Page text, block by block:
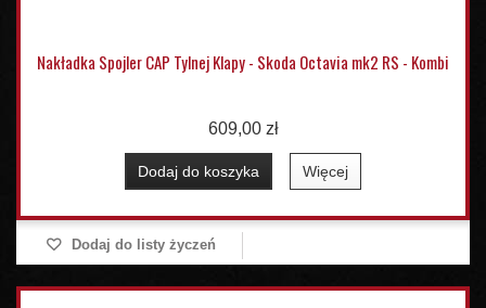
Nakładka Spojler CAP Tylnej Klapy - Skoda Octavia mk2 RS - Kombi
609,00 zł
Dodaj do koszyka Więcej
Dodaj do listy życzeń